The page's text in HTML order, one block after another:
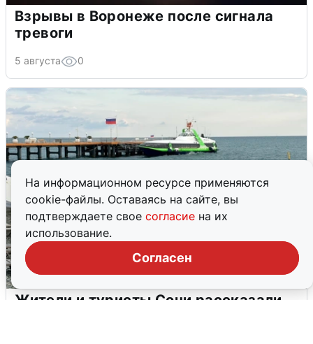
На информационном ресурсе применяются
cookie-файлы. Оставаясь на сайте, вы
подтверждаете свое согласие на их
использование.
Согласен
Взрывы в Воронеже после сигнала
тревоги
5 августа 0
Жители и туристы Сочи рассказали